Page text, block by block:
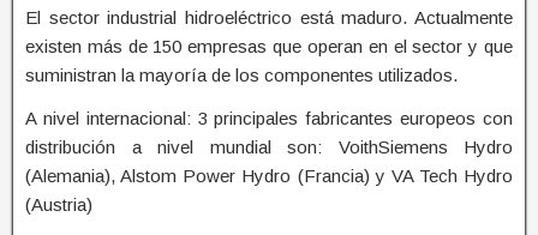
El sector industrial hidroeléctrico está maduro. Actualmente
existen más de 150 empresas que operan en el sector y que
suministran la mayoría de los componentes utilizados.
A nivel internacional: 3 principales fabricantes europeos con
distribución a nivel mundial son: VoithSiemens Hydro
(Alemania), Alstom Power Hydro (Francia) y VA Tech Hydro
(Austria)